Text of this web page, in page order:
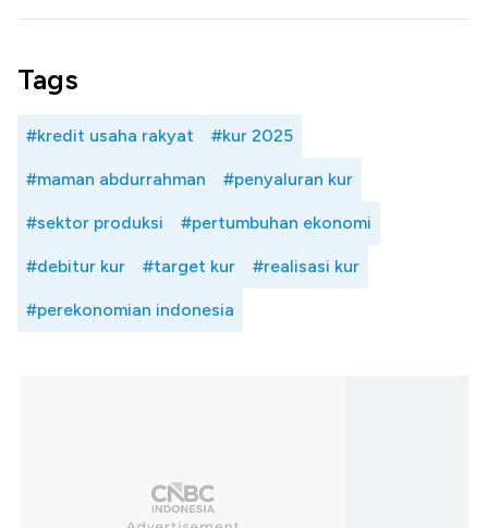
Tags
#kredit usaha rakyat #kur 2025
#maman abdurrahman #penyaluran kur
#sektor produksi #pertumbuhan ekonomi
#debitur kur #target kur #realisasi kur
#perekonomian indonesia